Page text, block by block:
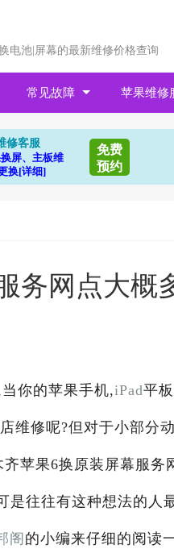
电池|屏幕的最新维修价格查询
常见故障 苹果维修
修客服
屏、主板维
换[详细]
免费
预约
务网点大概
你的苹果手机,iPad平
维修呢?但对于小部分
苹果6换原装屏幕服务
往往有这种想法的人
阁 的小编来仔细的阅读